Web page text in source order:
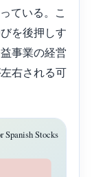
ている。こ
を後押しす
事業の経営
右される可